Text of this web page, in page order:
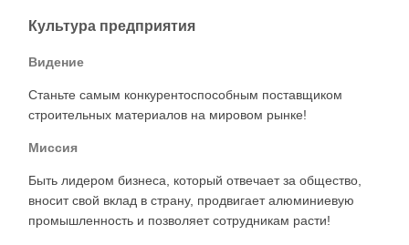
Культура предприятия
Видение
Станьте самым конкурентоспособным поставщиком
строительных материалов на мировом рынке!
Миссия
Быть лидером бизнеса, который отвечает за общество,
вносит свой вклад в страну, продвигает алюминиевую
промышленность и позволяет сотрудникам расти!